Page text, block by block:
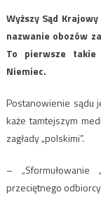
Wyższy Sąd
nazwanie obozów
To pierwsze
Niemiec.
Postanowienie sądu
każe tamtejszym
zagłady „polskimi”.
–
przeciętnego